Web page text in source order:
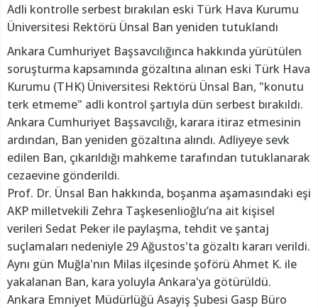
Adli kontrolle serbest bırakılan eski Türk Hava Kurumu
Üniversitesi Rektörü Ünsal Ban yeniden tutuklandı
Ankara Cumhuriyet Başsavcılığınca hakkında yürütülen
soruşturma kapsamında gözaltına alınan eski Türk Hava
Kurumu (THK) Üniversitesi Rektörü Ünsal Ban, "konutu
terk etmeme" adli kontrol şartıyla dün serbest bırakıldı.
Ankara Cumhuriyet Başsavcılığı, karara itiraz etmesinin
ardından, Ban yeniden gözaltına alındı. Adliyeye sevk
edilen Ban, çıkarıldığı mahkeme tarafından tutuklanarak
cezaevine gönderildi.
Prof. Dr. Ünsal Ban hakkında, boşanma aşamasındaki eşi
AKP milletvekili Zehra Taşkesenlioğlu’na ait kişisel
verileri Sedat Peker ile paylaşma, tehdit ve şantaj
suçlamaları nedeniyle 29 Ağustos'ta gözaltı kararı verildi.
Aynı gün Muğla'nın Milas ilçesinde şoförü Ahmet K. ile
yakalanan Ban, kara yoluyla Ankara'ya götürüldü.
Ankara Emniyet Müdürlüğü Asayiş Şubesi Gasp Büro